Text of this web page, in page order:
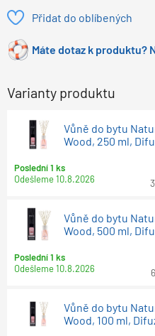
Přidat do oblíbených
Máte dotaz k produktu?
Varianty produktu
Vůně do bytu
Wood, 250 ml,
Poslední 1 ks
Odešleme10.8.2026
Vůně do bytu
Wood, 500 ml,
Poslední 1 ks
Odešleme10.8.2026
Vůně do bytu
Wood, 100 ml,